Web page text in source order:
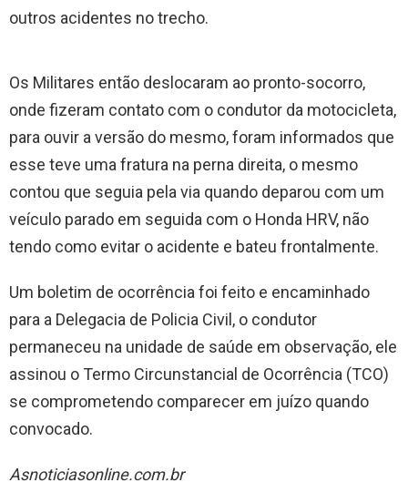
outros acidentes no trecho.
Os Militares então deslocaram ao pronto-socorro,
onde fizeram contato com o condutor da motocicleta,
para ouvir a versão do mesmo, foram informados que
esse teve uma fratura na perna direita, o mesmo
contou que seguia pela via quando deparou com um
veículo parado em seguida com o Honda HRV, não
tendo como evitar o acidente e bateu frontalmente.
Um boletim de ocorrência foi feito e encaminhado
para a Delegacia de Policia Civil, o condutor
permaneceu na unidade de saúde em observação, ele
assinou o Termo Circunstancial de Ocorrência (TCO)
se comprometendo comparecer em juízo quando
convocado.
Asnoticiasonline.com.br